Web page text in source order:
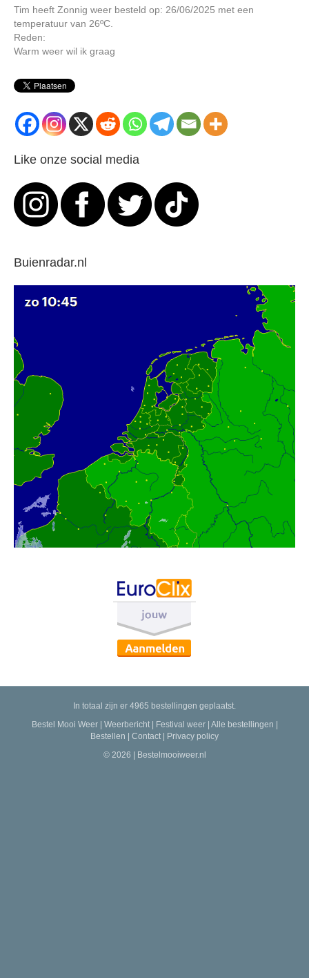
Tim heeft Zonnig weer besteld op: 26/06/2025 met een
temperatuur van 26ºC.
Reden:
Warm weer wil ik graag
Like onze social media
Buienradar.nl
In totaal zijn er 4965 bestellingen geplaatst.
Bestel Mooi Weer| Weerbericht| Festival weer| Alle bestellingen |
Bestellen | Contact | Privacy policy
© 2026 | Bestelmooiweer.nl